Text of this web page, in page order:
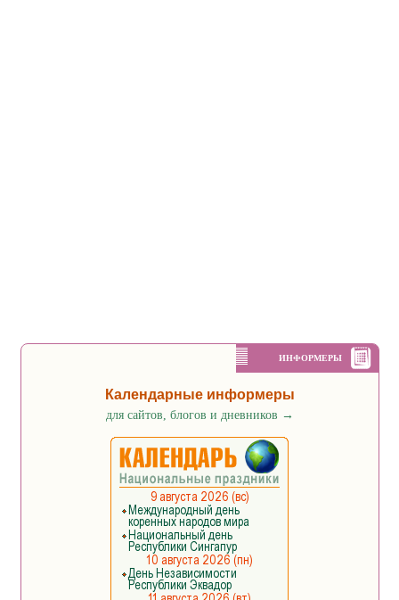
ИНФОРМЕРЫ
Календарные информеры
для сайтов, блогов и дневников →